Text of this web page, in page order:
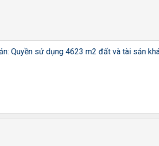
Quyền sử dụng 4623 m2 đất và tài sản